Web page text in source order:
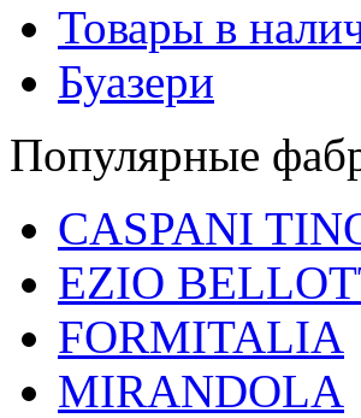
Товары в
Буазери
Популярные
CASPANI
EZIO
FORMITALIA
MIRANDOLA